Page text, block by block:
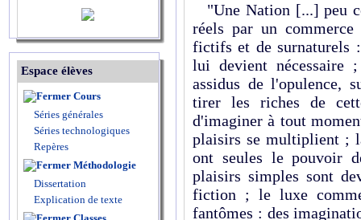
Espace élèves
Cours
Séries générales
Séries technologiques
Repères
Méthodologie
Dissertation
Explication de texte
"Une Nation [...] peu
réels par un
fictifs et de surnaturels
lui devient nécessaire
assidus de l'opulence,
tirer les riches de
d'imaginer à tout
plaisirs se multiplient ;
ont seules le pouvoir
plaisirs simples sont
fiction ; le luxe
fantômes : des